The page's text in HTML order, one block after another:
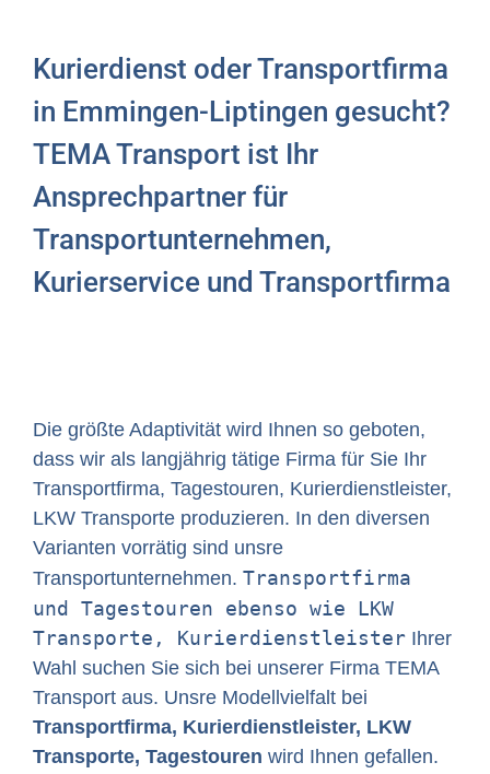
Kurierdienst oder Transportfirma
in Emmingen-Liptingen gesucht?
TEMA Transport ist Ihr
Ansprechpartner für
Transportunternehmen,
Kurierservice und Transportfirma
Die größte Adaptivität wird Ihnen so geboten,
dass wir als langjährig tätige Firma für Sie Ihr
Transportfirma, Tagestouren, Kurierdienstleister,
LKW Transporte produzieren. In den diversen
Varianten vorrätig sind unsre
Transportunternehmen. Transportfirma
und Tagestouren ebenso wie LKW
Transporte, Kurierdienstleister Ihrer
Wahl suchen Sie sich bei unserer Firma TEMA
Transport aus. Unsre Modellvielfalt bei
Transportfirma, Kurierdienstleister, LKW
Transporte, Tagestouren wird Ihnen gefallen.